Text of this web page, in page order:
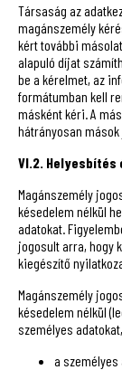
Társaság az
magánszemély
kért további
alapuló díjat
be a kérelmet, az
formátumban kell
másként kéri. A
hátrányosan
VI.2. Helyesbítés
Magánszemély
késedelem nélkül
adatokat.
jogosult arra, hogy
kiegészítő
Magánszemély
késedelem nélkül
személyes
a